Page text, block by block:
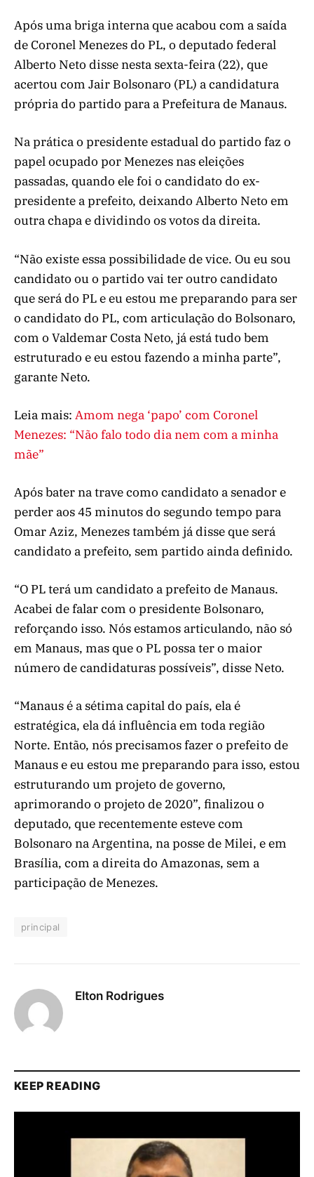
Após uma briga interna que acabou com a saída
de Coronel Menezes do PL, o deputado federal
Alberto Neto disse nesta sexta-feira (22), que
acertou com Jair Bolsonaro (PL) a candidatura
própria do partido para a Prefeitura de Manaus.
Na prática o presidente estadual do partido faz o
papel ocupado por Menezes nas eleições
passadas, quando ele foi o candidato do ex-
presidente a prefeito, deixando Alberto Neto em
outra chapa e dividindo os votos da direita.
“Não existe essa possibilidade de vice. Ou eu sou
candidato ou o partido vai ter outro candidato
que será do PL e eu estou me preparando para ser
o candidato do PL, com articulação do Bolsonaro,
com o Valdemar Costa Neto, já está tudo bem
estruturado e eu estou fazendo a minha parte”,
garante Neto.
Leia mais: Amom nega ‘papo’ com Coronel
Menezes: “Não falo todo dia nem com a minha
mãe”
Após bater na trave como candidato a senador e
perder aos 45 minutos do segundo tempo para
Omar Aziz, Menezes também já disse que será
candidato a prefeito, sem partido ainda definido.
“O PL terá um candidato a prefeito de Manaus.
Acabei de falar com o presidente Bolsonaro,
reforçando isso. Nós estamos articulando, não só
em Manaus, mas que o PL possa ter o maior
número de candidaturas possíveis”, disse Neto.
“Manaus é a sétima capital do país, ela é
estratégica, ela dá influência em toda região
Norte. Então, nós precisamos fazer o prefeito de
Manaus e eu estou me preparando para isso, estou
estruturando um projeto de governo,
aprimorando o projeto de 2020”, finalizou o
deputado, que recentemente esteve com
Bolsonaro na Argentina, na posse de Milei, e em
Brasília, com a direita do Amazonas, sem a
participação de Menezes.
principal
Elton Rodrigues
KEEP READING